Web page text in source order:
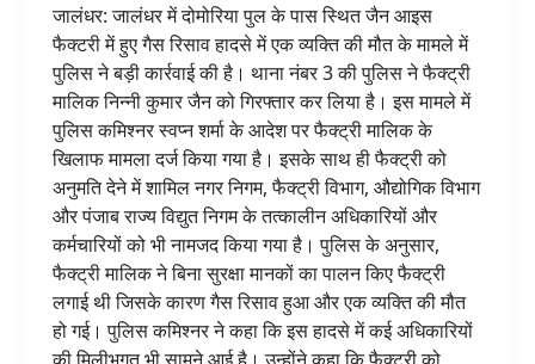
जालंधर: जालंधर में दोमोरिया पुल के पास स्थित जैन आइस
फैक्टरी में हुए गैस रिसाव हादसे में एक व्यक्ति की मौत के मामले में
पुलिस ने बड़ी कार्रवाई की है। थाना नंबर 3 की पुलिस ने फैक्ट्री
मालिक निन्नी कुमार जैन को गिरफ्तार कर लिया है। इस मामले में
पुलिस कमिश्नर स्वप्न शर्मा के आदेश पर फैक्ट्री मालिक के
खिलाफ मामला दर्ज किया गया है। इसके साथ ही फैक्ट्री को
अनुमति देने में शामिल नगर निगम, फैक्ट्री विभाग, औद्योगिक विभाग
और पंजाब राज्य विद्युत निगम के तत्कालीन अधिकारियों और
कर्मचारियों को भी नामजद किया गया है। पुलिस के अनुसार,
फैक्ट्री मालिक ने बिना सुरक्षा मानकों का पालन किए फैक्ट्री
लगाई थी जिसके कारण गैस रिसाव हुआ और एक व्यक्ति की मौत
हो गई। पुलिस कमिश्नर ने कहा कि इस हादसे में कई अधिकारियों